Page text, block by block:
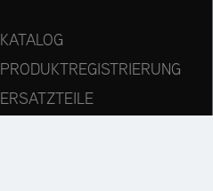
KATALOG
PRODUKTREGISTRIERUNG
ERSATZTEILE